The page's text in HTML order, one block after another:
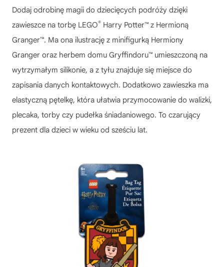
Dodaj odrobinę magii do dziecięcych podróży dzięki
zawieszce na torbę LEGO® Harry Potter™ z Hermioną
Granger™. Ma ona ilustrację z minifigurką Hermiony
Granger oraz herbem domu Gryffindoru™ umieszczoną na
wytrzymałym silikonie, a z tyłu znajduje się miejsce do
zapisania danych kontaktowych. Dodatkowo zawieszka ma
elastyczną pętelkę, która ułatwia przymocowanie do walizki,
plecaka, torby czy pudełka śniadaniowego. To czarujący
prezent dla dzieci w wieku od sześciu lat.